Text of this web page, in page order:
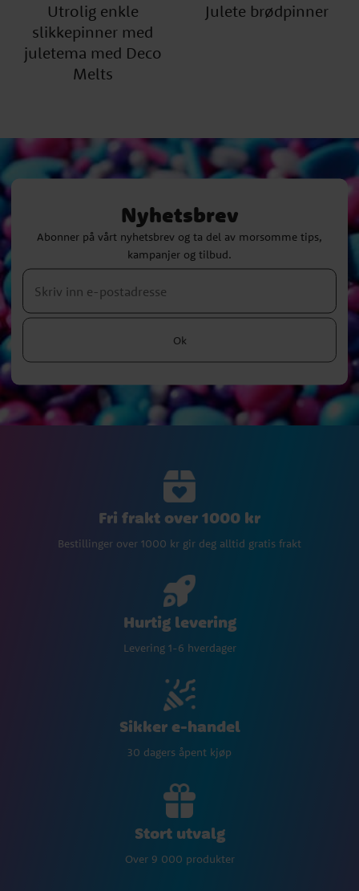
Utrolig enkle
slikkepinner med
juletema med Deco
Melts
Julete brødpinner
Nyhetsbrev
Abonner på vårt nyhetsbrev og ta del av morsomme tips,
kampanjer og tilbud.
Ok
Fri frakt over 1000 kr
Bestillinger over 1000 kr gir deg alltid gratis frakt
Hurtig levering
Levering 1-6 hverdager
Sikker e-handel
30 dagers åpent kjøp
Stort utvalg
Over 9 000 produkter